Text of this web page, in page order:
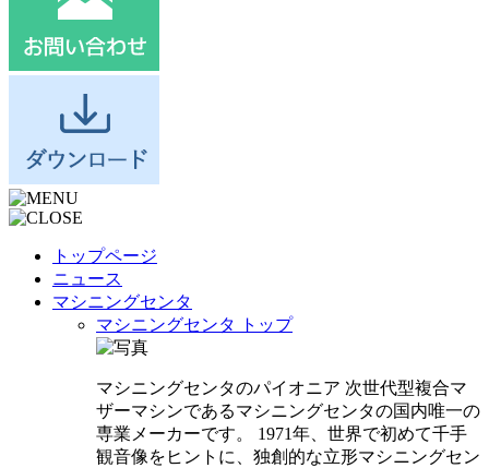
トップページ
ニュース
マシニングセンタ
マシニングセンタ トップ
マシニングセンタのパイオニア 次世代型複合マ
ザーマシンであるマシニングセンタの国内唯一の
専業メーカーです。 1971年、世界で初めて千手
観音像をヒントに、独創的な立形マシニングセン